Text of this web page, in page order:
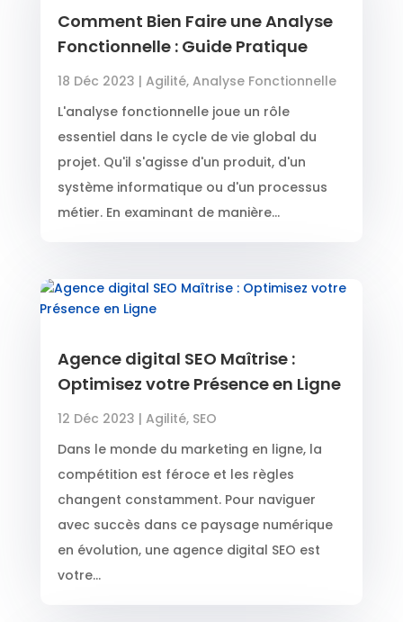
Comment Bien Faire une Analyse
Fonctionnelle : Guide Pratique
18 Déc 2023 | Agilité, Analyse Fonctionnelle
L'analyse fonctionnelle joue un rôle
essentiel dans le cycle de vie global du
projet. Qu'il s'agisse d'un produit, d'un
système informatique ou d'un processus
métier. En examinant de manière...
Agence digital SEO Maîtrise :
Optimisez votre Présence en Ligne
12 Déc 2023 | Agilité, SEO
Dans le monde du marketing en ligne, la
compétition est féroce et les règles
changent constamment. Pour naviguer
avec succès dans ce paysage numérique
en évolution, une agence digital SEO est
votre...